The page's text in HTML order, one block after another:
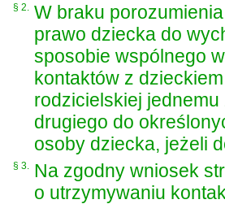
§ 2.
W braku
prawo dziecka do
sposobie wspólnego
kontaktów z
rodzicielskiej
drugiego do
osoby dziecka, jeżeli
§ 3.
Na zgodny wniosek
o utrzymywaniu